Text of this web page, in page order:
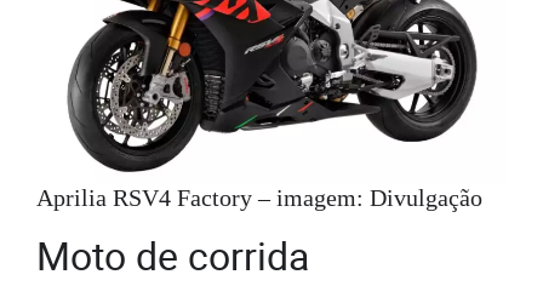
Aprilia RSV4 Factory – imagem: Divulgação
Moto de corrida